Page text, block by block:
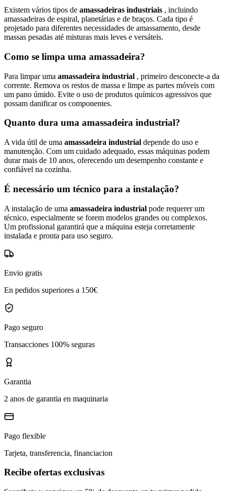
Existem vários tipos de amassadeiras industriais , incluindo
amassadeiras de espiral, planetárias e de braços. Cada tipo é
projetado para diferentes necessidades de amassamento, desde
massas pesadas até misturas mais leves e versáteis.
Como se limpa uma amassadeira?
Para limpar uma amassadeira industrial , primeiro desconecte-a da
corrente. Remova os restos de massa e limpe as partes móveis com
um pano úmido. Evite o uso de produtos químicos agressivos que
possam danificar os componentes.
Quanto dura uma amassadeira industrial?
A vida útil de uma amassadeira industrial depende do uso e
manutenção. Com um cuidado adequado, essas máquinas podem
durar mais de 10 anos, oferecendo um desempenho constante e
confiável na cozinha.
É necessário um técnico para a instalação?
A instalação de uma amassadeira industrial pode requerer um
técnico, especialmente se forem modelos grandes ou complexos.
Um profissional garantirá que a máquina esteja corretamente
instalada e pronta para uso seguro.
Envio gratis
En pedidos superiores a 150€
Pago seguro
Transacciones 100% seguras
Garantia
2 anos de garantia en maquinaria
Pago flexible
Tarjeta, transferencia, financiacion
Recibe ofertas exclusivas